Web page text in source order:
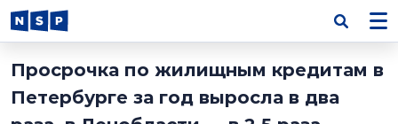
Просрочка по жилищным кредитам в
Петербурге за год выросла в два